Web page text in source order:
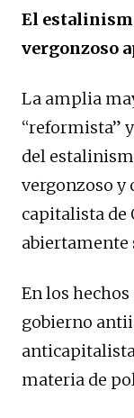
El
vergonzoso
La amplia
“reformista”
del
vergonzoso y
capitalista de
abiertamente
En los
gobierno
materia de